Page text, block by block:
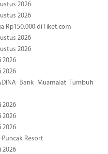
2026
2026
Rp150.000 di Tiket.com
2026
2026
2026
2026
Bank Muamalat Tumbuh
2026
2026
2026
Resort
2026